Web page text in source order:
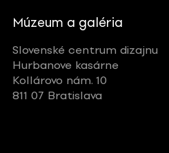
Múzeum a galéria
Slovenské centrum dizajnu
Hurbanove kasárne
Kollárovo nám. 10
811 07 Bratislava